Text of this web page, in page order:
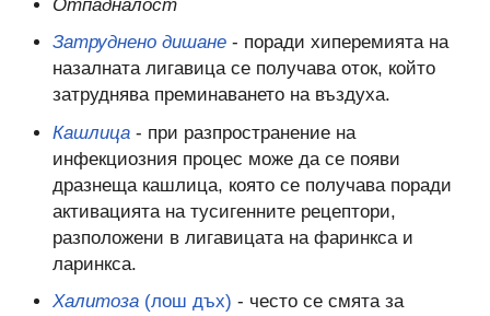
Отпадналост
Затруднено дишане- поради хиперемията на
назалната лигавица се получава оток, който
затруднява преминаването на въздуха.
Кашлица- при разпространение на
инфекциозния процес може да се появи
дразнеща кашлица, която се получава поради
активацията на тусигенните рецептори,
разположени в лигавицата на фаринкса и
ларинкса.
Халитоза(лош дъх) - често се смята за